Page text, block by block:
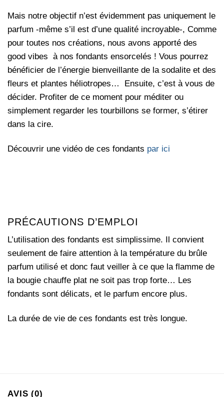
Mais notre objectif n’est évidemment pas uniquement le
parfum -même s’il est d’une qualité incroyable-, Comme
pour toutes nos créations, nous avons apporté des
good vibes à nos fondants ensorcelés ! Vous pourrez
bénéficier de l’énergie bienveillante de la sodalite et des
fleurs et plantes héliotropes… Ensuite, c’est à vous de
décider. Profiter de ce moment pour méditer ou
simplement regarder les tourbillons se former, s’étirer
dans la cire.
Découvrir une vidéo de ces fondants par ici
PRÉCAUTIONS D’EMPLOI
L’utilisation des fondants est simplissime. Il convient
seulement de faire attention à la température du brûle
parfum utilisé et donc faut veiller à ce que la flamme de
la bougie chauffe plat ne soit pas trop forte… Les
fondants sont délicats, et le parfum encore plus.
La durée de vie de ces fondants est très longue.
AVIS (0)